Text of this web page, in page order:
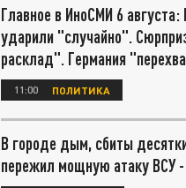
Главное в ИноСМИ 6
ударили "случайно".
расклад". Германия
11:00 ПОЛИТИКА
В городе дым, сбиты
пережил мощную атаку ВСУ -